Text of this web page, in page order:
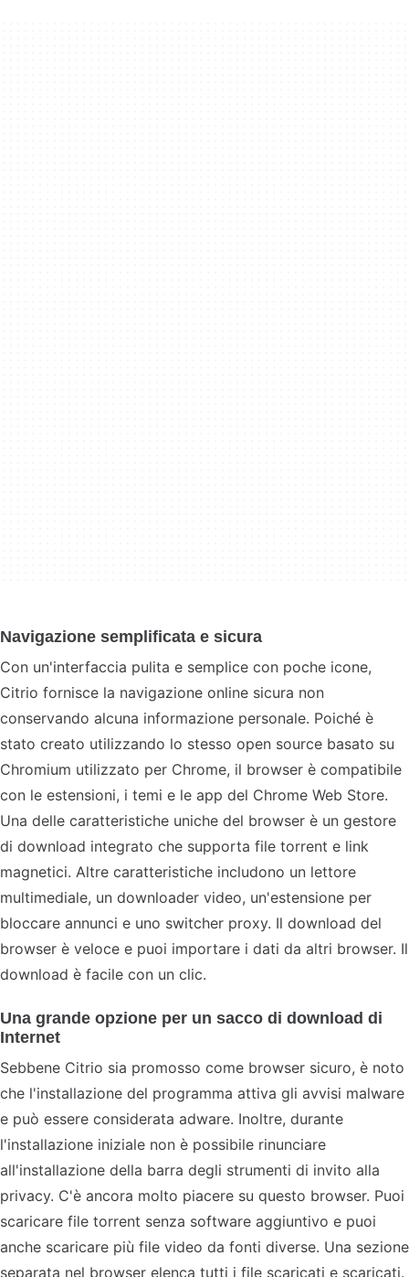
Navigazione semplificata e sicura
Con un'interfaccia pulita e semplice con poche icone,
Citrio fornisce la navigazione online sicura non
conservando alcuna informazione personale. Poiché è
stato creato utilizzando lo stesso open source basato su
Chromium utilizzato per Chrome, il browser è compatibile
con le estensioni, i temi e le app del Chrome Web Store.
Una delle caratteristiche uniche del browser è un gestore
di download integrato che supporta file torrent e link
magnetici. Altre caratteristiche includono un lettore
multimediale, un downloader video, un'estensione per
bloccare annunci e uno switcher proxy. Il download del
browser è veloce e puoi importare i dati da altri browser. Il
download è facile con un clic.
Una grande opzione per un sacco di download di
Internet
Sebbene Citrio sia promosso come browser sicuro, è noto
che l'installazione del programma attiva gli avvisi malware
e può essere considerata adware. Inoltre, durante
l'installazione iniziale non è possibile rinunciare
all'installazione della barra degli strumenti di invito alla
privacy. C'è ancora molto piacere su questo browser. Puoi
scaricare file torrent senza software aggiuntivo e puoi
anche scaricare più file video da fonti diverse. Una sezione
separata nel browser elenca tutti i file scaricati e scaricati.